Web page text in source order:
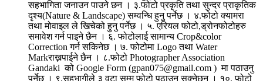
सहभागिता जनाउन पाउने छन । ३.फोटो प्रकृति तथा सुन्दर प्राकृतिक
दृश्य(Nature & Landscape) सम्वन्धि हुनु पर्नेछ । ४.फोटो क्यामरा
तथा मोवाइल ले खिचेको हुनु पर्नेछ । ५. एरियल फोटो,ड्रोनफोटोहरु
समावेश गर्न पाइने छैन । ६. फोटोलाई सामान्य Crop&color
Correction गर्न सकिनेछ । ७. फोटोमा Logo तथा Water
Markराख्नपाईने छैन । ८.फोटो Photographer Association
Gandaki को Google Form (gpan075@gmail.com ) मा पठाउनु
पर्नेछ । ९.सहभागीले ३ वटा सम्म फोटो पठाउन सक्नेछन । १०. फोटो